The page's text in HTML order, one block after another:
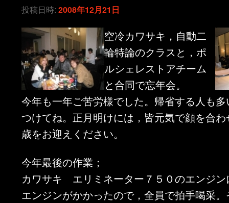
投稿日時:2008年12月21日
空冷カワサキ，自動二
輪特論のクラスと，ポ
ルシェレストアチーム
と合同で忘年会。
今年も一年ご苦労様でした。帰省する人も
つけてね。正月明けには，皆元気で顔を合
歳をお迎えください。
今年最後の作業；
カワサキ エリミネーター７５０のエンジン
エンジンがかかったので，全員で拍手喝采